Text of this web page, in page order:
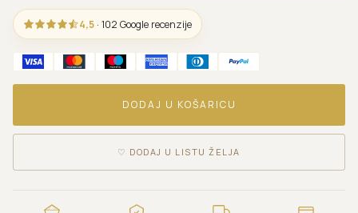
4,5 · 102 Google recenzije
DODAJ U KOŠARICU
♡ DODAJ U LISTU ŽELJA